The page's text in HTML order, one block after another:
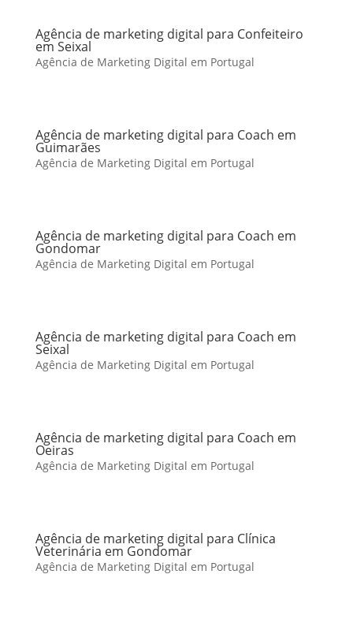
Agência de marketing digital para Confeiteiro
em Seixal
Agência de Marketing Digital em Portugal
Agência de marketing digital para Coach em
Guimarães
Agência de Marketing Digital em Portugal
Agência de marketing digital para Coach em
Gondomar
Agência de Marketing Digital em Portugal
Agência de marketing digital para Coach em
Seixal
Agência de Marketing Digital em Portugal
Agência de marketing digital para Coach em
Oeiras
Agência de Marketing Digital em Portugal
Agência de marketing digital para Clínica
Veterinária em Gondomar
Agência de Marketing Digital em Portugal